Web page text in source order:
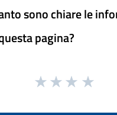
sono chiare le
pagina?